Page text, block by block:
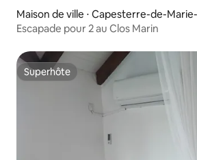
Maison de ville ⋅ Capesterre-de-
e
Escapade pour 2 au Clos Marin
Superhôte
Superhôte